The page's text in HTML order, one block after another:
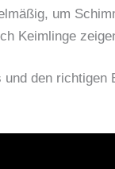
um
Keimlinge
und den richtigen